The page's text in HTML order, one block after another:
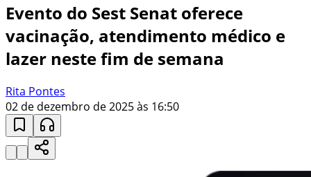
Evento do Sest Senat oferece
vacinação, atendimento médico e
lazer neste fim de semana
Rita Pontes
02 de dezembro de 2025 às 16:50